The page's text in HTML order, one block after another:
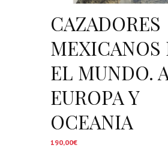
CAZADORES
MEXICANOS
EL MUNDO.
EUROPA Y
OCEANIA
190,00€